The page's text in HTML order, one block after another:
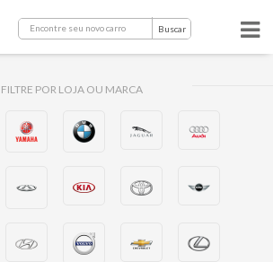
Buscar
FILTRE POR LOJA OU MARCA